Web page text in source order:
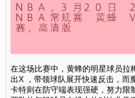
在这场比赛中，黄蜂的明星球员拉
出X ，带领球队展开快速反击，而
卡特则在防守端表现强硬，努力限